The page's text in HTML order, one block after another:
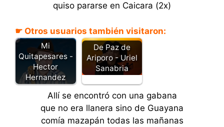
quiso pararse en Caicara (2x)
☛ Otros usuarios también visitaron:
Mi
Quitapesares -
Hector
Hernandez
De Paz de
Ariporo - Uriel
Sanabria
Allí se encontró con una gabana
que no era llanera sino de Guayana
comía mazapán todas las mañanas